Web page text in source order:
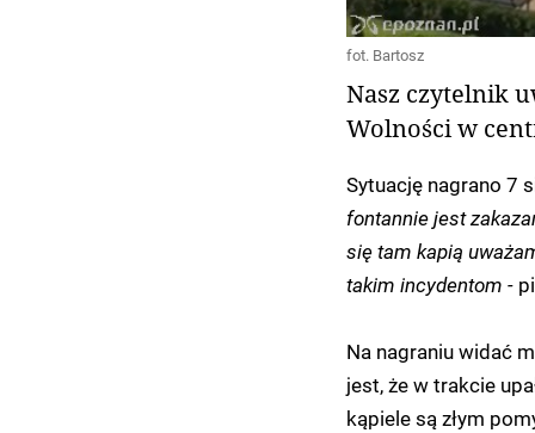
fot. Bartosz
Nasz czytelnik
Wolności w
Sytuację nagrano 7
fontannie jest
się tam kapią
takim incydentom -
Na nagraniu widać
jest, że w trakcie
kąpiele są złym